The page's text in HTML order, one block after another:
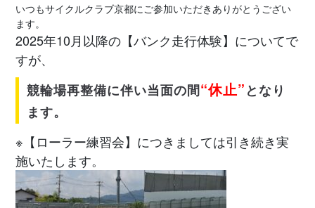
いつもサイクルクラブ京都にご参加いただきありがとうござい
ます。
2025年10月以降の【バンク走行体験】についてで
すが、
競輪場再整備に伴い当面の間“休止”となり
ます。
※【ローラー練習会】につきましては引き続き実
施いたします。